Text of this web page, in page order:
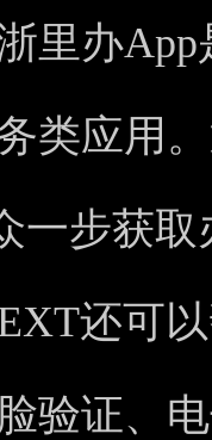
里办
类应用
一步获
还可
验证、